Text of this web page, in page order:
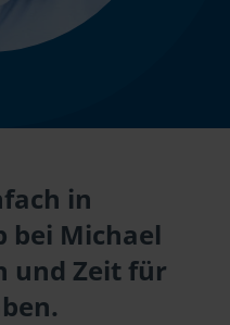
in
Michael
und Zeit für